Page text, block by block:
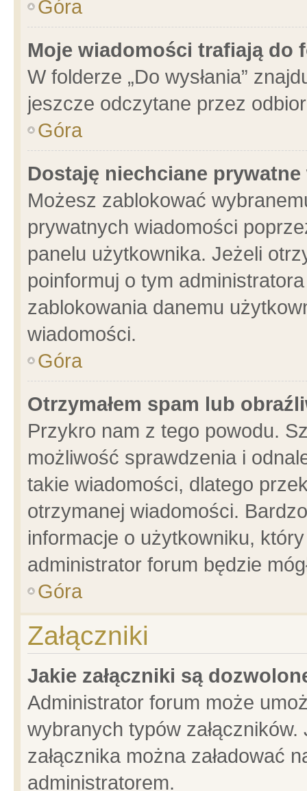
Góra
Moje wiadomości trafiają do
W folderze „Do wysłania”
jeszcze odczytane przez
Góra
Dostaję niechciane
Możesz zablokować
prywatnych wiadomości
panelu użytkownika. Jeżeli
poinformuj o tym
zablokowania danemu
wiadomości.
Góra
Otrzymałem spam lub
Przykro nam z tego powodu.
możliwość sprawdzenia i
takie wiadomości, dlatego
otrzymanej wiadomości.
informacje o użytkowniku,
administrator forum będzie
Góra
Załączniki
Jakie załączniki są
Administrator forum może
wybranych typów
załącznika można załadować
administratorem.